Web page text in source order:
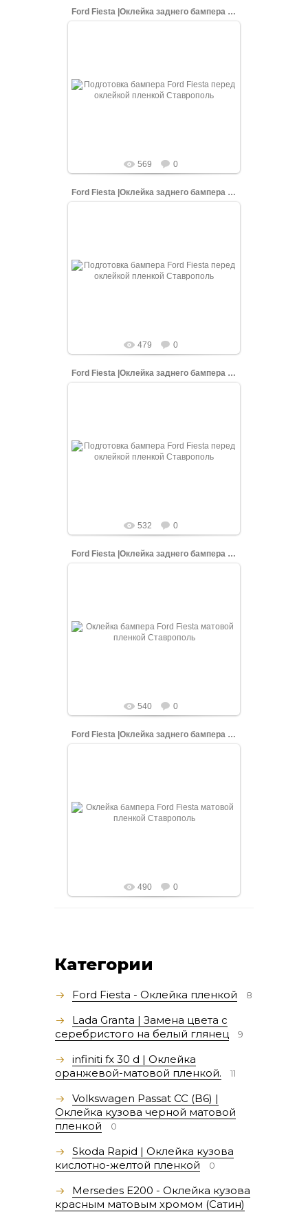
Ford Fiesta |Оклейка заднего бампера белой пленкой
Подготовка заднего бампера Ford Fiesta,
шпатлевка перед оклейкой белой матовой
пленкой
569 0
Ford Fiesta |Оклейка заднего бампера белой пленкой
Грунтовка заднего бампера Ford Fiesta,
перед оклейкой белой матовой пленкой
479 0
Ford Fiesta |Оклейка заднего бампера белой пленкой
Грунтовка заднего бампера Ford Fiesta,
перед оклейкой белой матовой пленкой
532 0
Ford Fiesta |Оклейка заднего бампера белой пленкой
Процесс оклейки заднего бампера Ford
Fiesta, белой матовой пленкой
540 0
Ford Fiesta |Оклейка заднего бампера белой пленкой
Процесс оклейки заднего бампера Ford
Fiesta, белой матовой пленкой
490 0
Категории
Ford Fiesta - Оклейка пленкой 8
Lada Granta | Замена цвета с
серебристого на белый глянец
9
infiniti fx 30 d | Оклейка
оранжевой-матовой пленкой.
11
Volkswagen Passat СС (B6) |
Оклейка кузова черной матовой
пленкой
0
Skoda Rapid | Оклейка кузова
кислотно-желтой пленкой
0
Mersedes E200 - Оклейка кузова
красным матовым хромом (Сатин)